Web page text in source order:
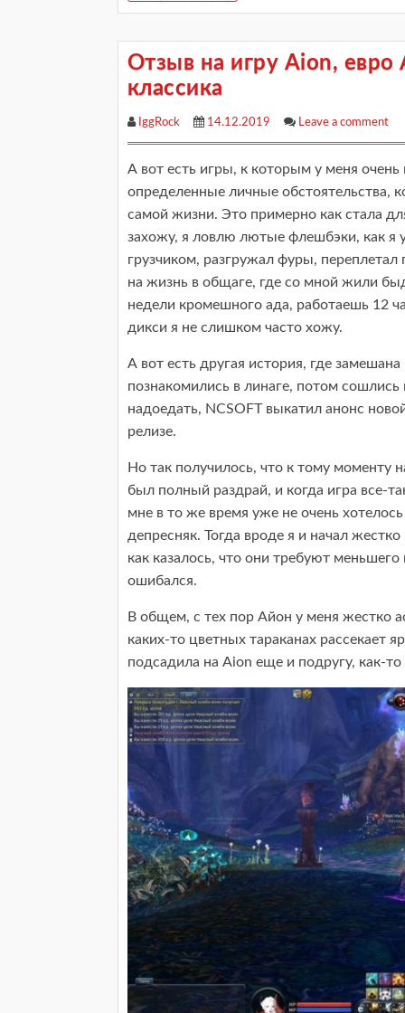
Отзыв на игру Aion,
классика
IggRock 14.12.2019 Leave a comment
А вот есть игры, к которым у меня
определенные личные обстоятельства,
самой жизни. Это примерно как стала
захожу, я ловлю лютые флешбэки, как я
грузчиком, разгружал фуры,
на жизнь в общаге, где со мной жили
недели кромешного ада, работаешь 12
дикси я не слишком часто хожу.
А вот есть другая история, где
познакомились в линаге, потом
надоедать, NCSOFT выкатил анонс
релизе.
Но так получилось, что к тому моменту
был полный раздрай, и когда игра все-
мне в то же время уже не очень
депресняк. Тогда вроде я и начал
как казалось, что они требуют
ошибался.
В общем, с тех пор Айон у меня жестко
каких-то цветных тараканах рассекает
подсадила на Aion еще и подругу, как-